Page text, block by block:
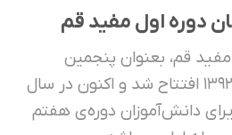
دوره اول مفید قم
قم، بعنوان پنجمین
مدرسه‌ی مفید در سال ۱۳۹۲ افتتاح شد و اکنون در سال
۱۴۰۳ پذیرای دانش‌آموزان دوره‌ی هفتم